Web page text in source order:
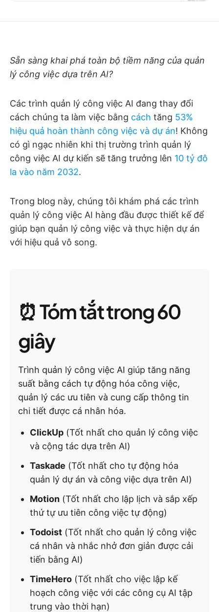
Sẵn sàng khai phá toàn bộ tiềm năng của quản
lý công việc dựa trên AI?
Các trình quản lý công việc AI đang thay đổi
cách chúng ta làm việc bằng cách tăng 53%
hiệu quả hoàn thành công việc và dự án! Không
có gì ngạc nhiên khi thị trường trình quản lý
công việc AI dự kiến sẽ tăng trưởng lên 10 tỷ đô
la vào năm 2032.
Trong blog này, chúng tôi khám phá các trình
quản lý công việc AI hàng đầu được thiết kế để
giúp bạn quản lý công việc và thực hiện dự án
với hiệu quả vô song.
⏰ Tóm tắt trong 60
giây
Trình quản lý công việc AI giúp tăng năng
suất bằng cách tự động hóa công việc,
quản lý các ưu tiên và cung cấp thông tin
chi tiết được cá nhân hóa.
ClickUp (Tốt nhất cho quản lý công việc
và cộng tác dựa trên AI)
Taskade (Tốt nhất cho tự động hóa
quản lý dự án và công việc dựa trên AI)
Motion (Tốt nhất cho lập lịch và sắp xếp
thứ tự ưu tiên công việc tự động)
Todoist (Tốt nhất cho quản lý công việc
cá nhân và nhắc nhở đơn giản được cải
tiến bằng AI)
TimeHero (Tốt nhất cho việc lập kế
hoạch công việc với các công cụ AI tập
trung vào thời hạn)